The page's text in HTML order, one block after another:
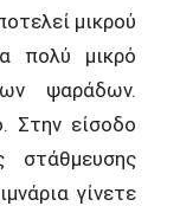
μικρού
πολύ μικρό
ψαράδων.
Στην είσοδο
στάθμευσης
γίνετε